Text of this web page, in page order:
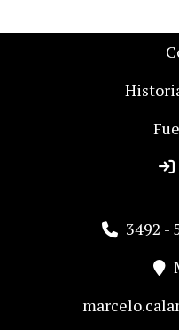
3492 -